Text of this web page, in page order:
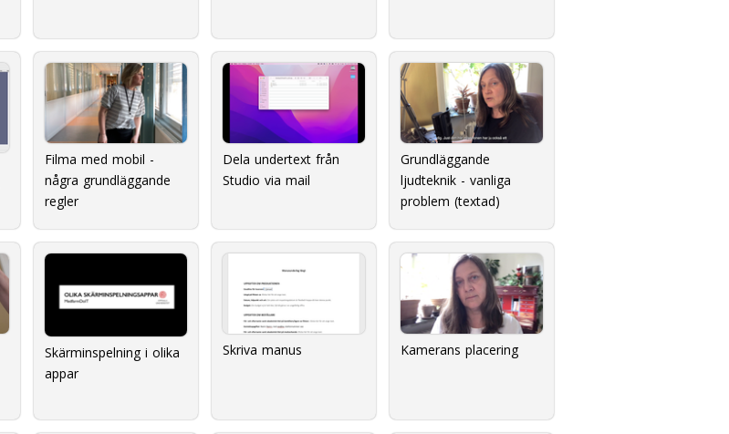
Filma med mobil -
några grundläggande
regler
Dela undertext från
Studio via mail
Grundläggande
ljudteknik - vanliga
problem (textad)
Skärminspelning i olika
appar
Skriva manus Kamerans placering